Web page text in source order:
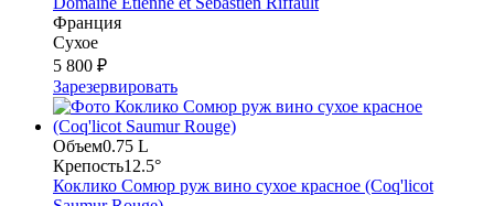
Франция
Сухое
5 800 ₽
Зарезервировать
Объем0.75 L
Крепость12.5°
Коклико Сомюр руж вино сухое красное (Coq'licot